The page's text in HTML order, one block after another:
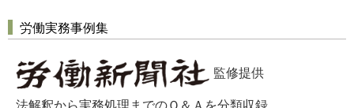
労働実務事例集
監修提供